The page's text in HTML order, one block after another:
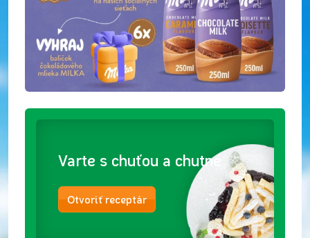
Varte s chuťou a chutne
Otvoriť receptár